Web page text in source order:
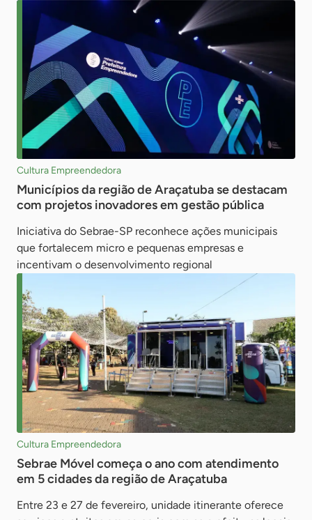
Cultura Empreendedora
Municípios da região de Araçatuba se destacam
com projetos inovadores em gestão pública
Iniciativa do Sebrae-SP reconhece ações municipais
que fortalecem micro e pequenas empresas e
incentivam o desenvolvimento regional
Cultura Empreendedora
Sebrae Móvel começa o ano com atendimento
em 5 cidades da região de Araçatuba
Entre 23 e 27 de fevereiro, unidade itinerante oferece